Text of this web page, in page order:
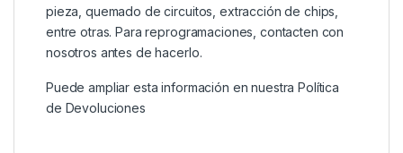
pieza, quemado de circuitos, extracción de chips,
entre otras. Para reprogramaciones, contacten con
nosotros antes de hacerlo.
Puede ampliar esta información en nuestraPolítica
de Devoluciones